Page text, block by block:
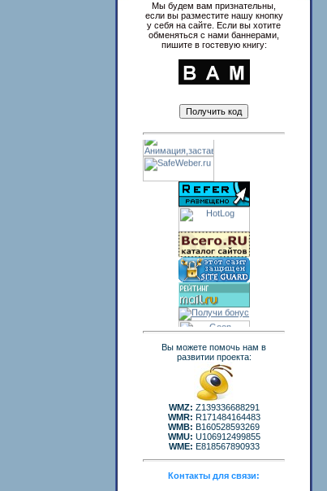
Мы будем вам признательны,
если вы разместите нашу кнопку
у себя на сайте. Если вы хотите
обменяться с нами баннерами,
пишите в гостевую книгу:
Вы можете помочь нам в
развитии проекта:
WMZ: Z139336688291
WMR: R171484164483
WMB: B160528593269
WMU: U106912499855
WME: E818567890933
Контакты для связи: